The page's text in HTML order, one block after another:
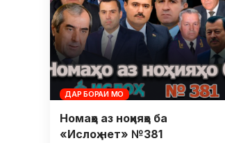
ДАР БОРАИ МО
Номаҳо аз ноҳияҳо ба
«Ислоҳ.нет» №381